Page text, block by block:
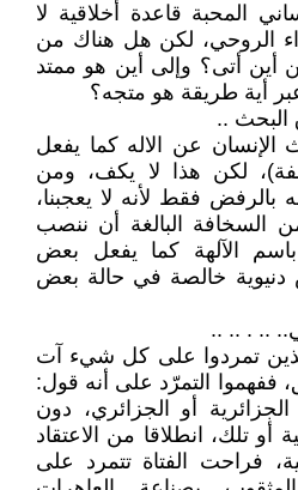
المحبة قاعدة أخلاقية لا
الروحي، لكن هل هناك من
أتى؟ وإلى أين هو ممتد
أية طريقة هو متجه؟
البحث ..
عن الاله كما يفعل
لكن هذا لا يكف، ومن
بالرفض فقط لأنه لا يعجبنا،
السخافة البالغة أن ننصب
الآلهة كما يفعل بعض
دنيوية خالصة في حالة بعض
.. . .. ..
تمردوا على كل شيء آت
ففهموا التمرّد على أنه قول:
أو الجزائري، دون
تلك، انطلاقا من الاعتقاد
فراحت الفتاة تتمرد على